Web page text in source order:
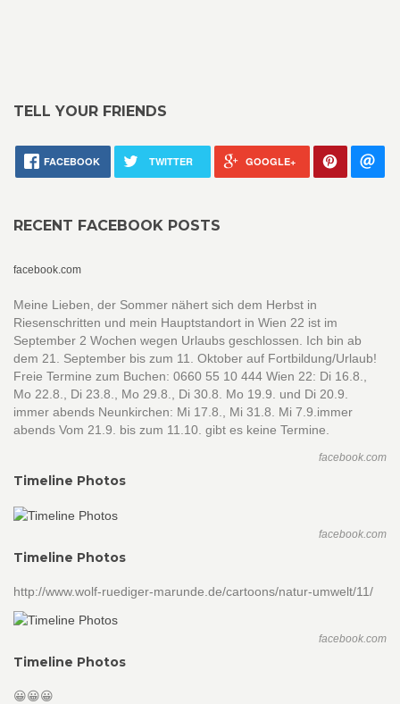
TELL YOUR FRIENDS
FACEBOOK TWITTER GOOGLE+
RECENT FACEBOOK POSTS
facebook.com
Meine Lieben, der Sommer nähert sich dem Herbst in
Riesenschritten und mein Hauptstandort in Wien 22 ist im
September 2 Wochen wegen Urlaubs geschlossen. Ich bin ab
dem 21. September bis zum 11. Oktober auf Fortbildung/Urlaub!
Freie Termine zum Buchen: 0660 55 10 444 Wien 22: Di 16.8.,
Mo 22.8., Di 23.8., Mo 29.8., Di 30.8. Mo 19.9. und Di 20.9.
immer abends Neunkirchen: Mi 17.8., Mi 31.8. Mi 7.9.immer
abends Vom 21.9. bis zum 11.10. gibt es keine Termine.
facebook.com
Timeline Photos
facebook.com
Timeline Photos
http://www.wolf-ruediger-marunde.de/cartoons/natur-umwelt/11/
facebook.com
Timeline Photos
😀😀😀